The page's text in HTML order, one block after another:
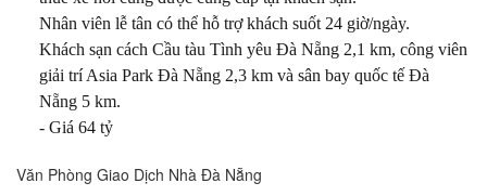
Nhân viên lễ tân có thể hỗ trợ khách suốt 24 giờ/ngày.
Khách sạn cách Cầu tàu Tình yêu Đà Nẵng 2,1 km, công viên
giải trí Asia Park Đà Nẵng 2,3 km và sân bay quốc tế Đà
Nẵng 5 km.
- Giá 64 tỷ
Văn Phòng Giao Dịch Nhà Đà Nẵng